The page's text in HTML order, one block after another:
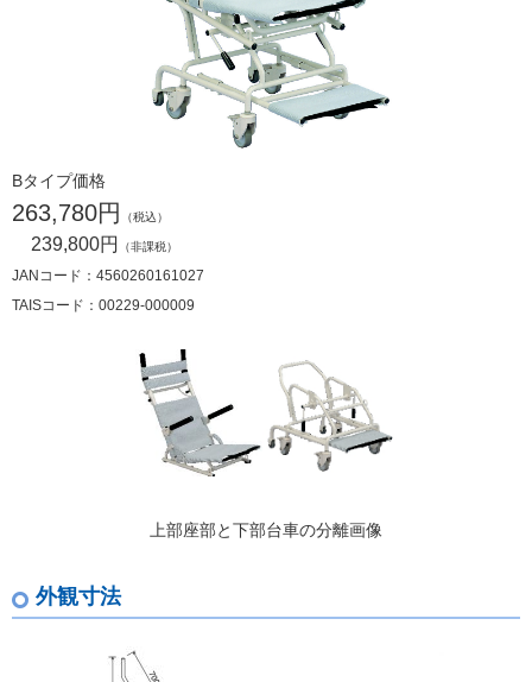
Bタイプ価格
263,780円 （税込）
239,800円 （非課税）
JANコード：4560260161027
TAISコード：00229-000009
上部座部と下部台車の分離画像
外観寸法